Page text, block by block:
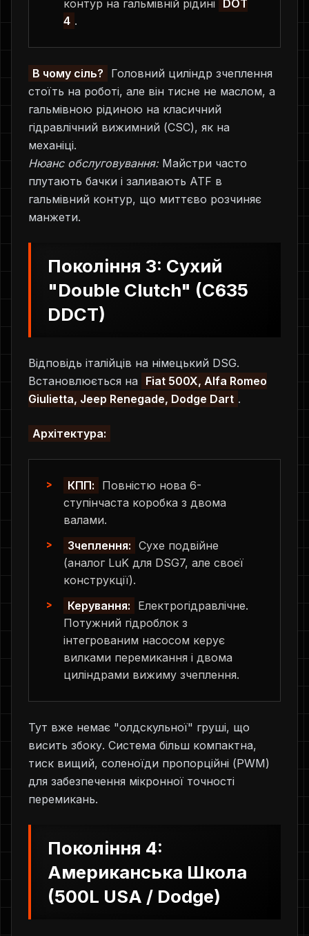
контур на гальмівній рідині
DOT
4 .
В чому сіль?
Головний циліндр зчеплення
стоїть на роботі, але він тисне не маслом, а
гальмівною рідиною на класичний
гідравлічний вижимний (CSC), як на
механіці.
Нюанс обслуговування:Майстри часто
плутають бачки і заливають ATF в
гальмівний контур, що миттєво розчиняє
манжети.
Покоління 3: Сухий
"Double Clutch" (C635
DDCT)
Відповідь італійців на німецький DSG.
Встановлюється на
Fiat 500X, Alfa Romeo
Giulietta, Jeep Renegade, Dodge Dart .
Архітектура:
КПП:
Повністю нова 6-
ступінчаста коробка з двома
валами.
Зчеплення: Сухе подвійне
(аналог LuK для DSG7, але своєї
конструкції).
Керування:
Електрогідравлічне.
Потужний гідроблок з
інтегрованим насосом керує
вилками перемикання і двома
циліндрами вижиму зчеплення.
Тут вже немає "олдскульної" груші, що
висить збоку. Система більш компактна,
тиск вищий, соленоїди пропорційні (PWM)
для забезпечення мікронної точності
перемикань.
Покоління 4:
Американська Школа
(500L USA / Dodge)